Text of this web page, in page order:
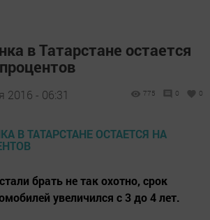
в Татарстане остается
2016 - 06:31 775 0 0
брать не так охотно, срок
увеличился с 3 до 4 лет.